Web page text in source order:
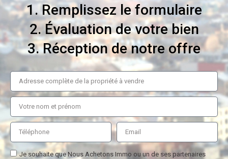
1. Remplissez le formulaire
2. Évaluation de votre bien
3. Réception de notre offre
Je souhaite que Nous Achetons Immo ou un de ses partenaires